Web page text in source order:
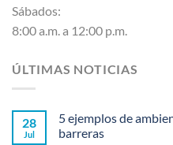
Sábados:
8:00 a.m. a 12:00 p.m.
ÚLTIMAS NOTICIAS
28
Jul
5 ejemplos de
barreras